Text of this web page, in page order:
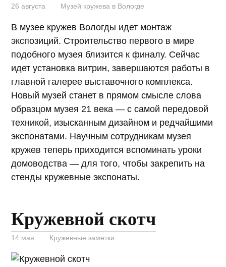
26 августа Музей кружева в Вологде
В музее кружев Вологды идет монтаж
экспозиций. Строительство первого в мире
подобного музея близится к финалу. Сейчас
идет установка витрин, завершаются работы в
главной галерее выставочного комплекса.
Новый музей станет в прямом смысле слова
образцом музея 21 века — с самой передовой
техникой, изысканным дизайном и редчайшими
экспонатами. Научным сотрудникам музея
кружев теперь приходится вспоминать уроки
домоводства — для того, чтобы закрепить на
стенды кружевные экспонаты.
Кружевной скотч
14 мая Кружевные заметки